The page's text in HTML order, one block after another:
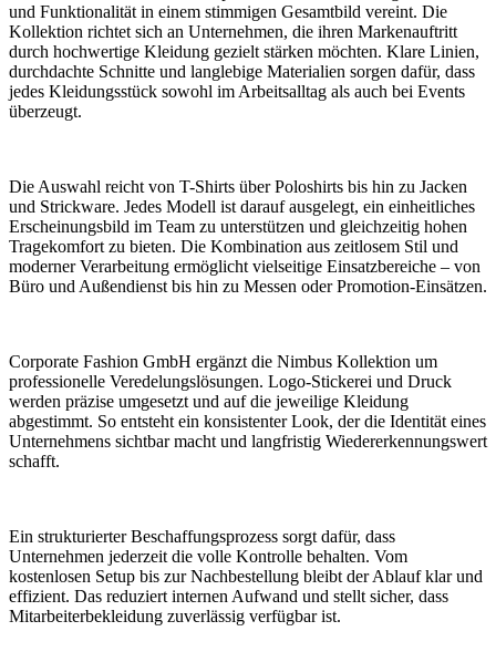
und Funktionalität in einem stimmigen Gesamtbild vereint. Die
Kollektion richtet sich an Unternehmen, die ihren Markenauftritt
durch hochwertige Kleidung gezielt stärken möchten. Klare Linien,
durchdachte Schnitte und langlebige Materialien sorgen dafür, dass
jedes Kleidungsstück sowohl im Arbeitsalltag als auch bei Events
überzeugt.
Die Auswahl reicht von T-Shirts über Poloshirts bis hin zu Jacken
und Strickware. Jedes Modell ist darauf ausgelegt, ein einheitliches
Erscheinungsbild im Team zu unterstützen und gleichzeitig hohen
Tragekomfort zu bieten. Die Kombination aus zeitlosem Stil und
moderner Verarbeitung ermöglicht vielseitige Einsatzbereiche – von
Büro und Außendienst bis hin zu Messen oder Promotion-Einsätzen.
Corporate Fashion GmbH ergänzt die Nimbus Kollektion um
professionelle Veredelungslösungen. Logo-Stickerei und Druck
werden präzise umgesetzt und auf die jeweilige Kleidung
abgestimmt. So entsteht ein konsistenter Look, der die Identität eines
Unternehmens sichtbar macht und langfristig Wiedererkennungswert
schafft.
Ein strukturierter Beschaffungsprozess sorgt dafür, dass
Unternehmen jederzeit die volle Kontrolle behalten. Vom
kostenlosen Setup bis zur Nachbestellung bleibt der Ablauf klar und
effizient. Das reduziert internen Aufwand und stellt sicher, dass
Mitarbeiterbekleidung zuverlässig verfügbar ist.